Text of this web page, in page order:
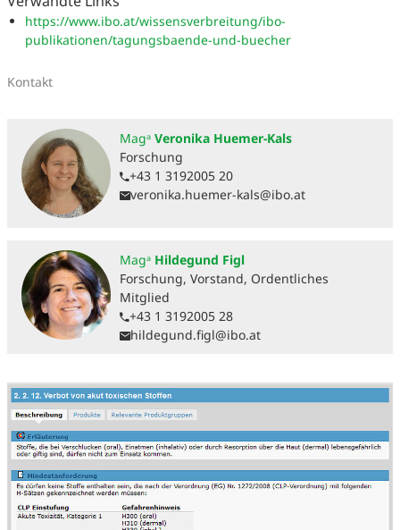
https://www.ibo.at/wissensverbreitung/ibo-
publikationen/tagungsbaende-und-buecher
Kontakt
Magᵃ Veronika Huemer-Kals
Forschung
+43 1 3192005 20
veronika.huemer-kals@ibo.at
Magᵃ Hildegund Figl
Forschung, Vorstand, Ordentliches
Mitglied
+43 1 3192005 28
hildegund.figl@ibo.at